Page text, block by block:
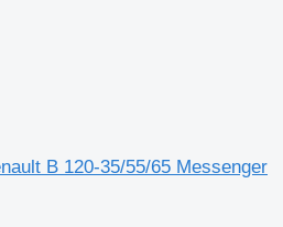
B 120-35/55/65 Messenger